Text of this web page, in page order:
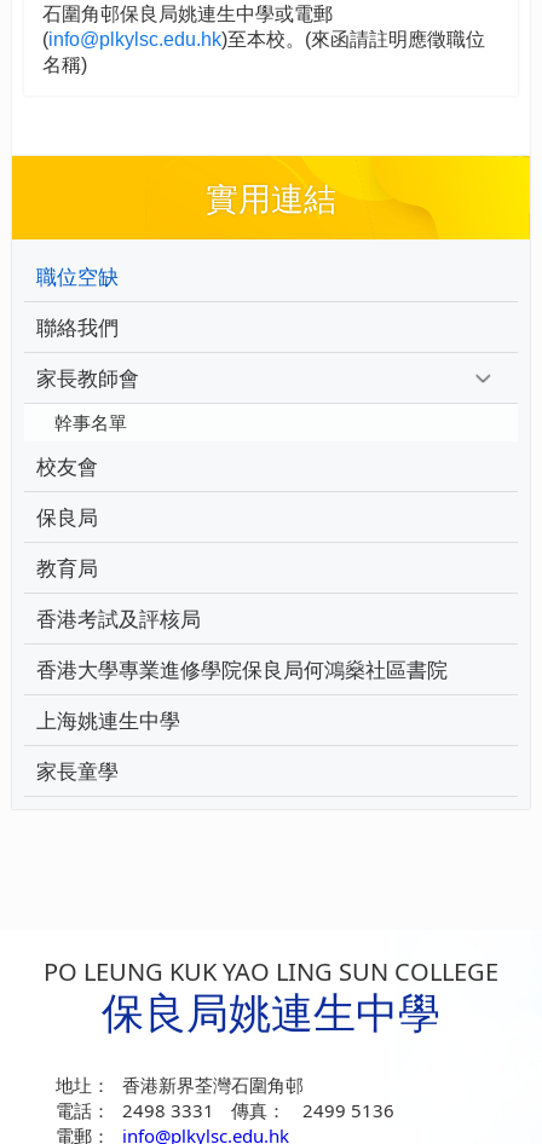
石圍角邨保良局姚連生中學或電郵
(info@plkylsc.edu.hk)至本校。(來函請註明應徵職位
名稱)
實用連結
職位空缺
聯絡我們
家長教師會
幹事名單
校友會
保良局
教育局
香港考試及評核局
香港大學專業進修學院保良局何鴻燊社區書院
上海姚連生中學
家長童學
PO LEUNG KUK YAO LING SUN COLLEGE
保良局姚連生中學
地圵：
香港新界荃灣石圍角邨
電話：
2498 3331 傳真：
2499 5136
電郵：
info@plkylsc.edu.hk